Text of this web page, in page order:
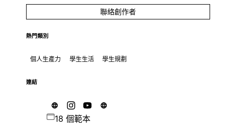
聯絡創作者
熱門類別
個人生產力 學生生活 學生規劃
連結
18 個範本